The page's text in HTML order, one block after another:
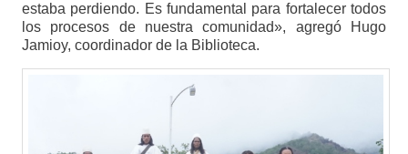
estaba perdiendo. Es fundamental para fortalecer todos
los procesos de nuestra comunidad», agregó Hugo
Jamioy, coordinador de la Biblioteca.